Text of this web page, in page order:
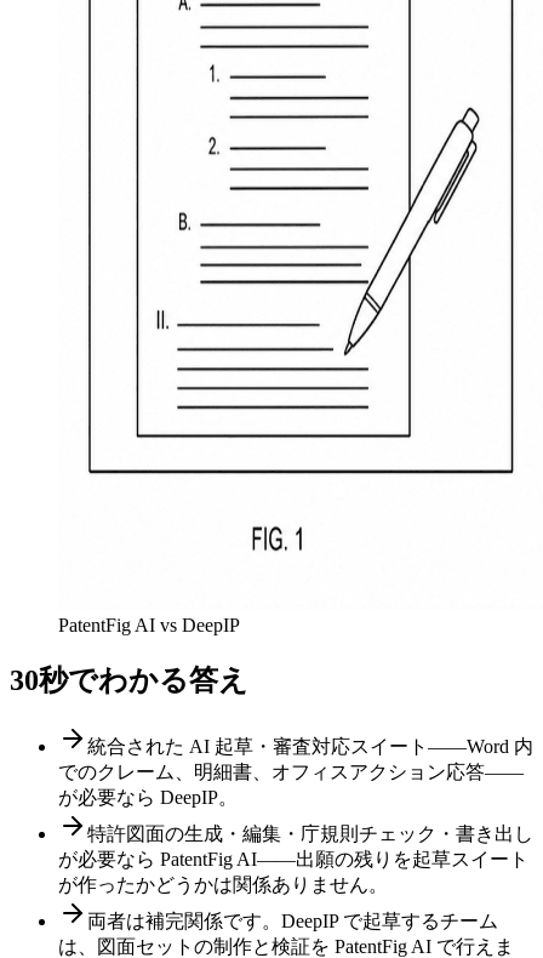
PatentFig AI vs DeepIP
30秒でわかる答え
統合された AI 起草・審査対応スイート——Word 内
でのクレーム、明細書、オフィスアクション応答——
が必要なら DeepIP。
特許図面の生成・編集・庁規則チェック・書き出し
が必要なら PatentFig AI——出願の残りを起草スイート
が作ったかどうかは関係ありません。
両者は補完関係です。DeepIP で起草するチーム
は、図面セットの制作と検証を PatentFig AI で行えま